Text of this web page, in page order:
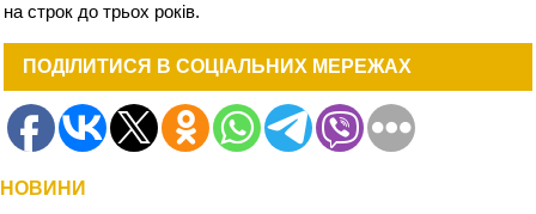
на строк до трьох років.
ПОДІЛИТИСЯ В СОЦІАЛЬНИХ МЕРЕЖАХ
НОВИНИ